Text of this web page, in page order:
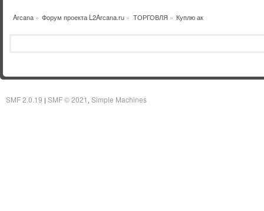
Arcana» Форум проекта L2Arcana.ru » ТОРГОВЛЯ » Куплю ак
SMF 2.0.19 SMF © 2021 Simple Machines